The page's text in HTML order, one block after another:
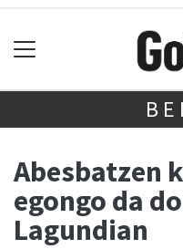
Abesbatzen
egongo da
Lagundian